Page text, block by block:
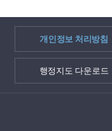
개인정보 처리방침
행정지도 다운로드